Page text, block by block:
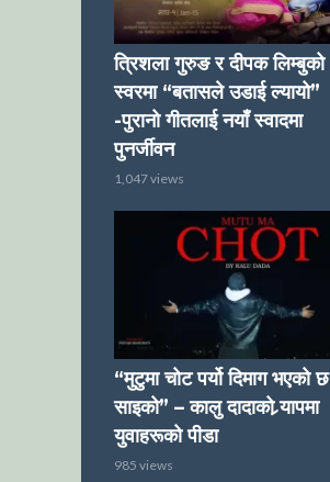
त्रिशला गुरुङ र दीपक लिम्बुको
स्वरमा “बतासले उडाई ल्यायो”
-पुरानो गीतलाई नयाँ स्वादमा
पुनर्जीवन
1,047 views
“मुटुमा चोट पर्यो दिमाग भएको छ
साइको” – कालु दादाको र्‍यापमा
युवाहरूको पीडा
985 views